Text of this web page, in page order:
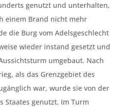
genutzt und unterhalten,
einem Brand nicht mehr
die Burg vom Adelsgeschlecht
wieder instand gesetzt und
umgebaut. Nach
als das Grenzgebiet des
war, wurde sie von der
Staates genutzt. Im Turm